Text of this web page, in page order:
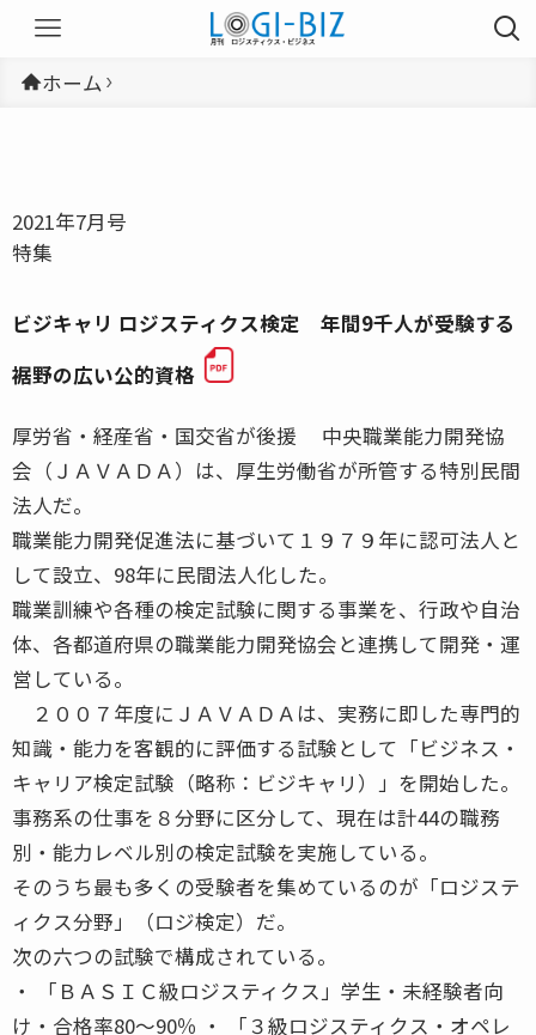
ホーム
2021年7月号
特集
ビジキャリ ロジスティクス検定 年間9千人が受験する
裾野の広い公的資格
厚労省・経産省・国交省が後援 中央職業能力開発協
会（ＪＡＶＡＤＡ）は、厚生労働省が所管する特別民間
法人だ。
職業能力開発促進法に基づいて１９７９年に認可法人と
して設立、98年に民間法人化した。
職業訓練や各種の検定試験に関する事業を、行政や自治
体、各都道府県の職業能力開発協会と連携して開発・運
営している。
２００７年度にＪＡＶＡＤＡは、実務に即した専門的
知識・能力を客観的に評価する試験として「ビジネス・
キャリア検定試験（略称：ビジキャリ）」を開始した。
事務系の仕事を８分野に区分して、現在は計44の職務
別・能力レベル別の検定試験を実施している。
そのうち最も多くの受験者を集めているのが「ロジステ
ィクス分野」（ロジ検定）だ。
次の六つの試験で構成されている。
・ 「ＢＡＳＩＣ級ロジスティクス」学生・未経験者向
け・合格率80〜90％ ・ 「３級ロジスティクス・オペレ